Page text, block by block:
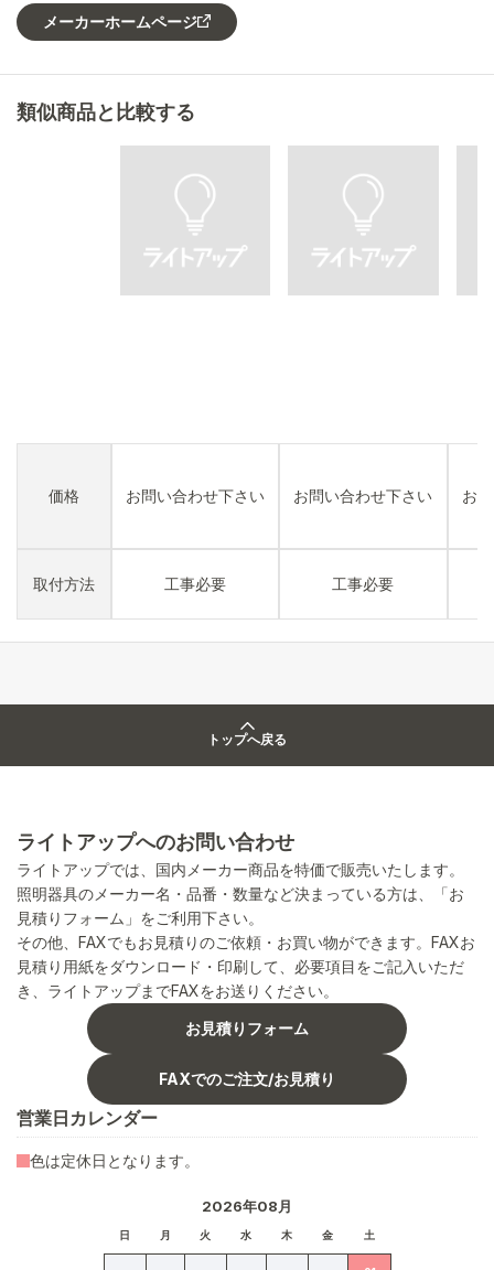
メーカーホームページ
類似商品と比較する
価格
取付方法
お問い合わせ下さい
工事必要
お問い合わせ下さい
工事必要
お
トップへ戻る
ライトアップへのお問い合わせ
ライトアップでは、国内メーカー商品を特価で販売いたします。
照明器具のメーカー名・品番・数量など決まっている方は、「お
見積りフォーム」をご利用下さい。
その他、FAXでもお見積りのご依頼・お買い物ができます。FAXお
見積り用紙をダウンロード・印刷して、必要項目をご記入いただ
き、ライトアップまでFAXをお送りください。
お見積りフォーム
FAXでのご注文/お見積り
営業日カレンダー
2026年08月
日 月 火 水 木 金 土
色は定休日となります。